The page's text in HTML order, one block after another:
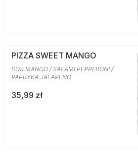
PIZZA SWEET MANGO
SOS MANGO / SALAMI PEPPERONI /
PAPRYKA JALAPENO
35,99 zł